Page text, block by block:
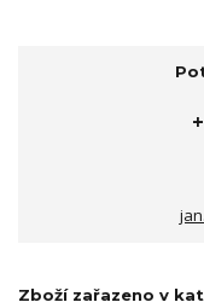
Zboží zařazeno v